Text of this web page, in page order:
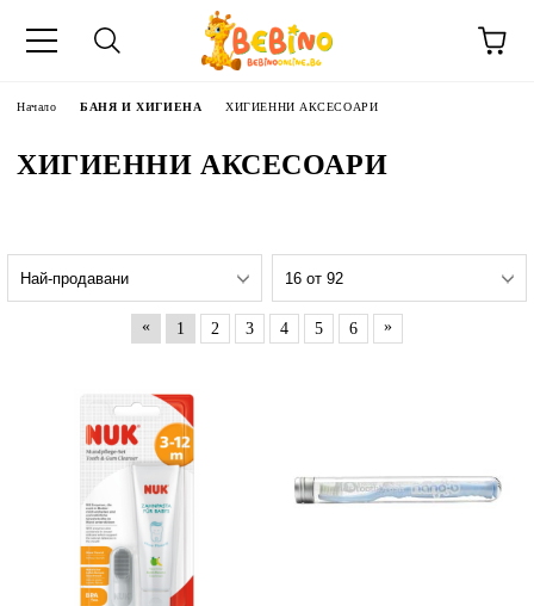
Начало БАНЯ И ХИГИЕНА ХИГИЕННИ АКСЕСОАРИ
ХИГИЕННИ АКСЕСОАРИ
« 1 2 3 4 5 6 »